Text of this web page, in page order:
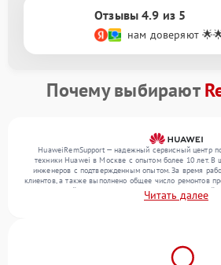
Отзывы 4.9 из 5
нам доверяют
Почему выбирают
HuaweiRemSupport — надежный сервисный центр
техники Huawei в Москве с опытом более 10 лет.
инженеров с подтвержденным опытом. За время
клиентов, а также выполнено общее число ремонтов
сервисный центр поступает более 300 обращений,
широким спектром неисправностей и поддерживаем
Читать далее